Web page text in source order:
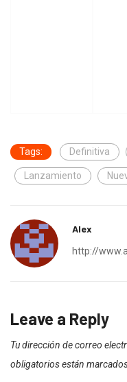
Tags: Definitiva
Lanzamiento
Alex
http://
Leave a Reply
Tu dirección de correo
obligatorios están